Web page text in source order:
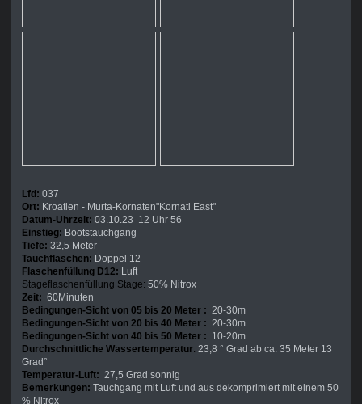
Lfd: 037
Ort: Kroatien - Murta-Kornaten"Kornati East"
Datum-Uhrzeit: 03.10.23 12 Uhr 56
Einstieg: Bootstauchgang
Tiefe: 32,5 Meter
Tauchflaschen: Doppel 12
Flaschenfüllung D12: Luft
Stageflaschenfüllung Stage: 50% Nitrox
Zeit: 60Minuten
Bedingungen-Sicht von 05 bis 20 Meter : 20-30m
Bedingungen-Sicht von 20 bis 40 Meter : 20-30m
Bedingungen-Sicht von 40 bis 50 Meter : 10-20m
Durchschnittliche Wassertemperatur: 23,8 ° Grad ab ca. 35 Meter 13
Grad°
Temperatur-Luft: 27,5 Grad sonnig
Bemerkungen: Tauchgang mit Luft und aus dekomprimiert mit einem 50
% Nitrox